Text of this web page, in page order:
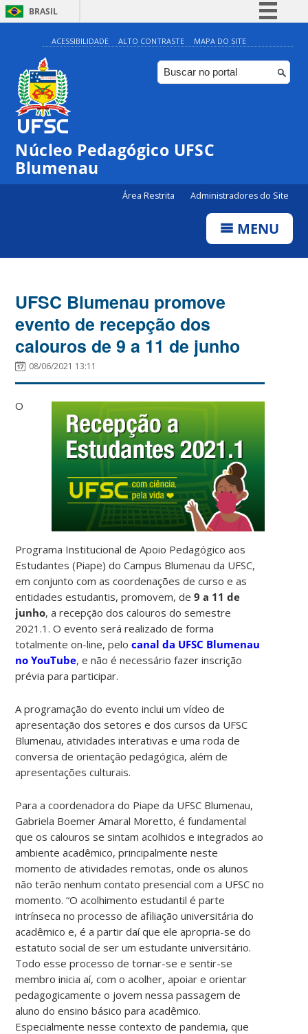
BRASIL
Simplifique!
Comunica BR
Participe
Canais
ACESSIBILIDADE ALTO CONTRASTE MAPA DO SITE
Núcleo Pedagógico UFSC
Blumenau
Área Restrita Administradores do Site
MENU
UFSC Blumenau promove
evento de recepção dos
calouros de 9 a 11 de junho
08/06/2021 13:11
O
Programa Institucional de Apoio Pedagógico aos
Estudantes (Piape) do Campus Blumenau da UFSC,
em conjunto com as coordenações de curso e as
entidades estudantis, promovem, de9 a 11 de
junho, a recepção dos calouros do semestre
2021.1. O evento será realizado de forma
totalmente on-line, pelocanal da UFSC Blumenau
no YouTube, e não é necessário fazer inscrição
prévia para participar.
A programação do evento inclui um vídeo de
apresentação dos setores e dos cursos da UFSC
Blumenau, atividades interativas e uma roda de
conversa de orientação pedagógica, além de
apresentações culturais.
Para a coordenadora do Piape da UFSC Blumenau,
Gabriela Boemer Amaral Moretto, é fundamental
que os calouros se sintam acolhidos e integrados ao
ambiente acadêmico, principalmente neste
momento de atividades remotas, onde os alunos
não terão nenhum contato presencial com a UFSC no
momento. “O acolhimento estudantil é parte
intrínseca no processo de afiliação universitária do
acadêmico e, é a partir daí que ele apropria-se do
estatuto social de ser um estudante universitário.
Todo esse processo de tornar-se e sentir-se
membro inicia aí, com o acolher, apoiar e orientar
pedagogicamente o jovem nessa passagem de
aluno do ensino básico para acadêmico.
Especialmente nesse contexto de pandemia, que